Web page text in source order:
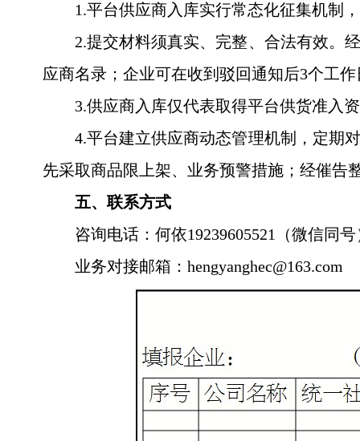
1.平台供应商入库实行常态化征集机制
2.提交材料须真实、完整、合法有效。
应商名录；企业可在收到驳回通知后3个工
3.供应商入库仅代表取得平台供货准入
4.平台建立供应商动态管理机制，定期
先采取商品限上架、业务预警措施；经催告
五、联系方式
咨询电话：何依19239605521（微信同
业务对接邮箱：hengyanghec@163.com